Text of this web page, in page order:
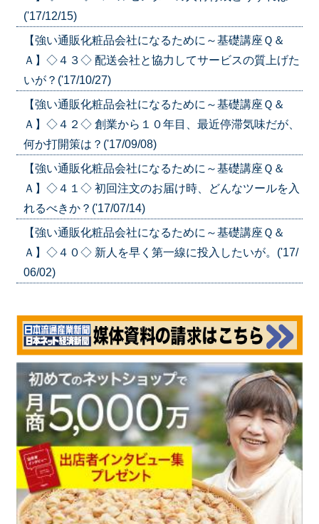
('17/12/15)
【強い通販化粧品会社になるために～基礎講座Ｑ＆
Ａ】◇４３◇ 配送会社と協力してサービスの質上げた
いが？('17/10/27)
【強い通販化粧品会社になるために～基礎講座Ｑ＆
Ａ】◇４２◇ 創業から１０年目、最近停滞気味だが、
何か打開策は？('17/09/08)
【強い通販化粧品会社になるために～基礎講座Ｑ＆
Ａ】◇４１◇ 初回注文のお届け時、どんなツールを入
れるべきか？('17/07/14)
【強い通販化粧品会社になるために～基礎講座Ｑ＆
Ａ】◇４０◇ 新人を早く第一線に投入したいが。('17/
06/02)